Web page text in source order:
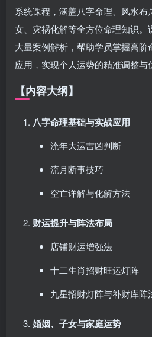
系统课程，涵盖八字命理、风水
女、灾祸化解等全方位命理知识。
大量案例解析，帮助学员掌握高
应用，实现个人运势的精准调整与
【内容大纲】
八字命理基础与实战应用
流年大运吉凶判断
流月断事技巧
空亡详解与化解方法
财运提升与阵法布局
店铺财运增强法
十二生肖招财旺运灯阵
九星招财灯阵与补财库阵
婚姻、子女与家庭运势